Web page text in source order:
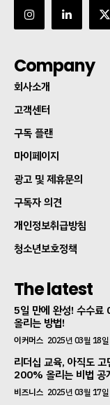
Company
회사소개
고객센터
구독 플랜
마이페이지
광고 및 제휴문의
구독자 의견
개인정보취급방침
청소년보호정책
The latest
5일 만에 완성! 수수
올리는 방법!
이커머스 2025년 03월 18일
리더십 교육, 아직도
200% 올리는 비법 공
비즈니스 2025년 03월 17일